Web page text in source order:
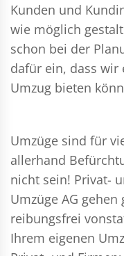
Kunden und
wie möglich
schon bei der
dafür ein, dass wir
Umzug bieten
Umzüge sind für
allerhand
nicht sein! Privat-
Umzüge AG
reibungsfrei
Ihrem eigenen